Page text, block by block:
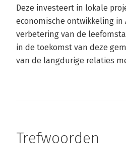
Deze investeert in lokale
economische ontwikkeling in
verbetering van de
in de toekomst van deze
van de langdurige relaties
Trefwoorden